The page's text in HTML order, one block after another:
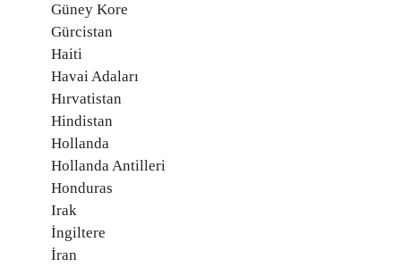
Güney Kore
Gürcistan
Haiti
Havai Adaları
Hırvatistan
Hindistan
Hollanda
Hollanda Antilleri
Honduras
Irak
İngiltere
İran